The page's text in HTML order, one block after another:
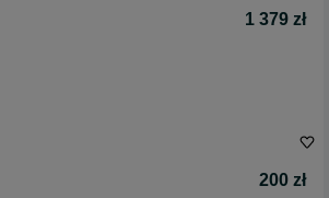
1 379 zł
200 zł